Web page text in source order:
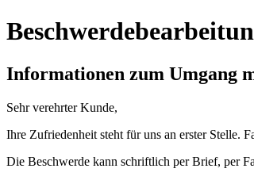
Informationen zum Umgang
Sehr verehrter Kunde,
Ihre Zufriedenheit steht für uns an erster Stelle.
Die Beschwerde kann schriftlich per Brief, per